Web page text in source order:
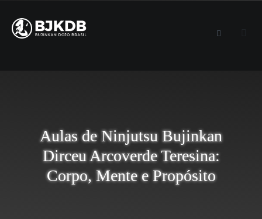
Aulas de Ninjutsu Bujinkan
Dirceu Arcoverde Teresina:
Corpo, Mente e Propósito